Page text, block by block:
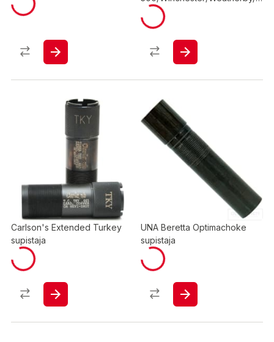
avage vaihtosupistaja
Carlson's Extended Turkey
supistaja
UNA Beretta Optimachoke
supistaja